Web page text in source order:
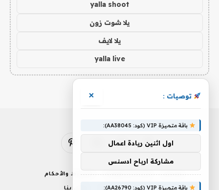
yalla shoot
يلا شوت زون
يلا لايف
yalla live
توصيات : ×
باقة متميزة VIP (كود: AA38045):
اول اثنين ريادة اعمال
مشاركة ارباح ادسنس
باقة متميزة VIP (كود: AA26790):
فيسبوك
X
الانستغرامبينتيريست
من نحن إخلاء المسؤولية الشروط والأحكام
سياسة الخصوصية اتصل بنا